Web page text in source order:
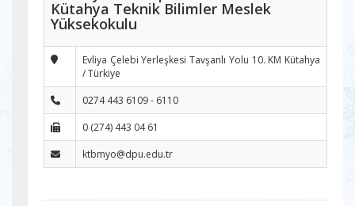
Kütahya Teknik Bilimler Meslek
Yüksekokulu
Evliya Çelebi Yerleşkesi Tavşanlı Yolu 10. KM Kütahya
/ Türkiye
0274 443 6109 - 6110
0 (274) 443 04 61
ktbmyo@dpu.edu.tr